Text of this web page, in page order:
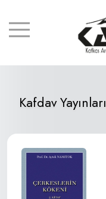
Kafdav Yayınları